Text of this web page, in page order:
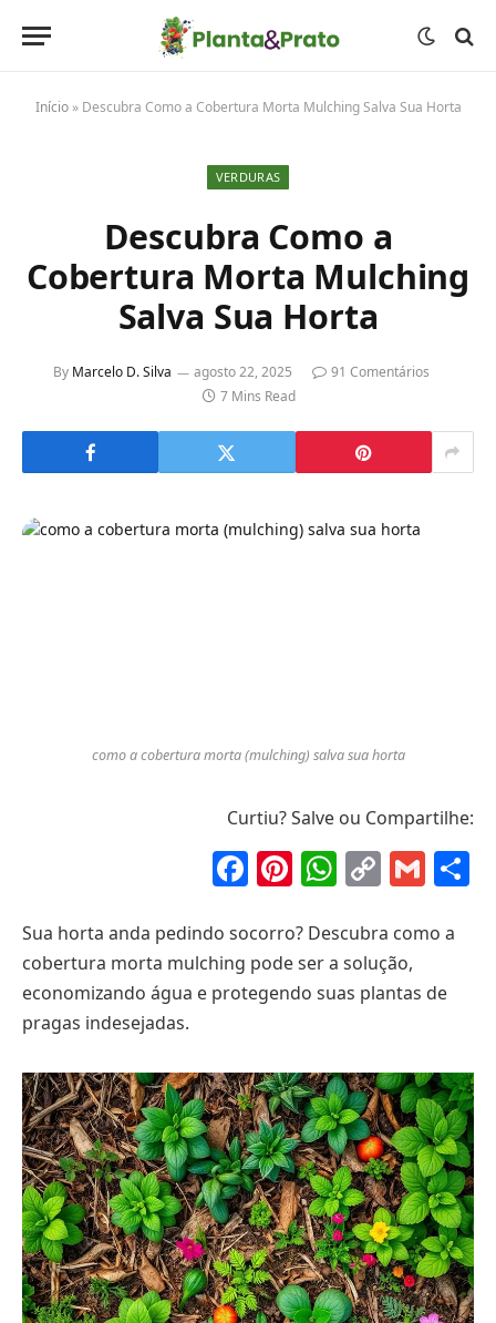
Início» Descubra Como a Cobertura Morta Mulching Salva Sua Horta
VERDURAS
Descubra Como a
Cobertura Morta Mulching
Salva Sua Horta
By Marcelo D. Silva agosto 22, 2025
91 Comentários
7 Mins Read
como a cobertura morta (mulching) salva sua horta
Curtiu? Salve ou Compartilhe:
Facebook
Pinterest
Copy
Sua horta anda pedindo socorro? Descubra como a
cobertura morta mulching pode ser a solução,
economizando água e protegendo suas plantas de
pragas indesejadas.